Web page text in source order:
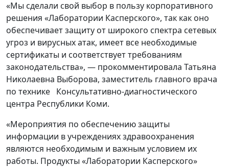
«Мы сделали свой выбор в пользу корпоративного
решения «Лаборатории Касперского», так как оно
обеспечивает защиту от широкого спектра сетевых
угроз и вирусных атак, имеет все необходимые
сертификаты и соответствует требованиям
законодательства», — прокомментировала Татьяна
Николаевна Выборова, заместитель главного врача
по технике Консультативно-диагностического
центра Республики Коми.
«Мероприятия по обеспечению защиты
информации в учреждениях здравоохранения
являются необходимым и важным условием их
работы. Продукты «Лаборатории Касперского»